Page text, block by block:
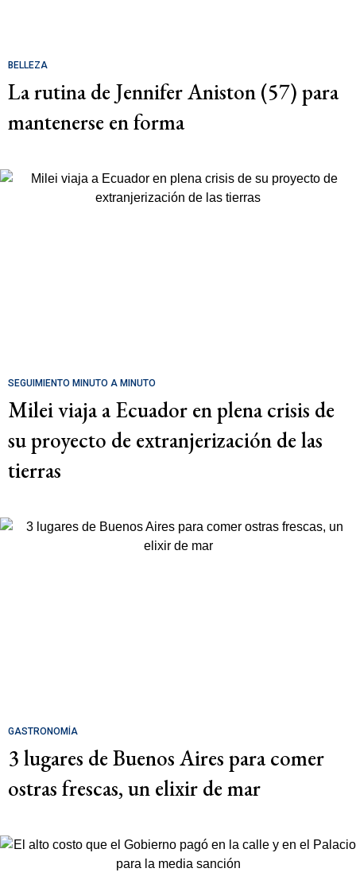
BELLEZA
La rutina de Jennifer Aniston (57) para
mantenerse en forma
SEGUIMIENTO MINUTO A MINUTO
Milei viaja a Ecuador en plena crisis de
su proyecto de extranjerización de las
tierras
GASTRONOMÍA
3 lugares de Buenos Aires para comer
ostras frescas, un elixir de mar